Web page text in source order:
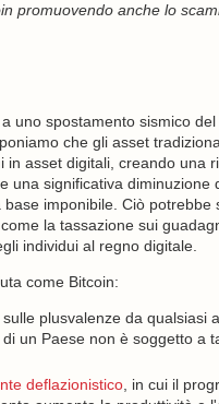
promuovendo anche lo
uno spostamento sismico
che gli asset
asset digitali, creando una
una significativa
imponibile. Ciò
la tassazione sui
individui al regno digitale.
come Bitcoin:
plusvalenze da qualsiasi
un Paese non è soggetto a
deflazionistico, in cui il